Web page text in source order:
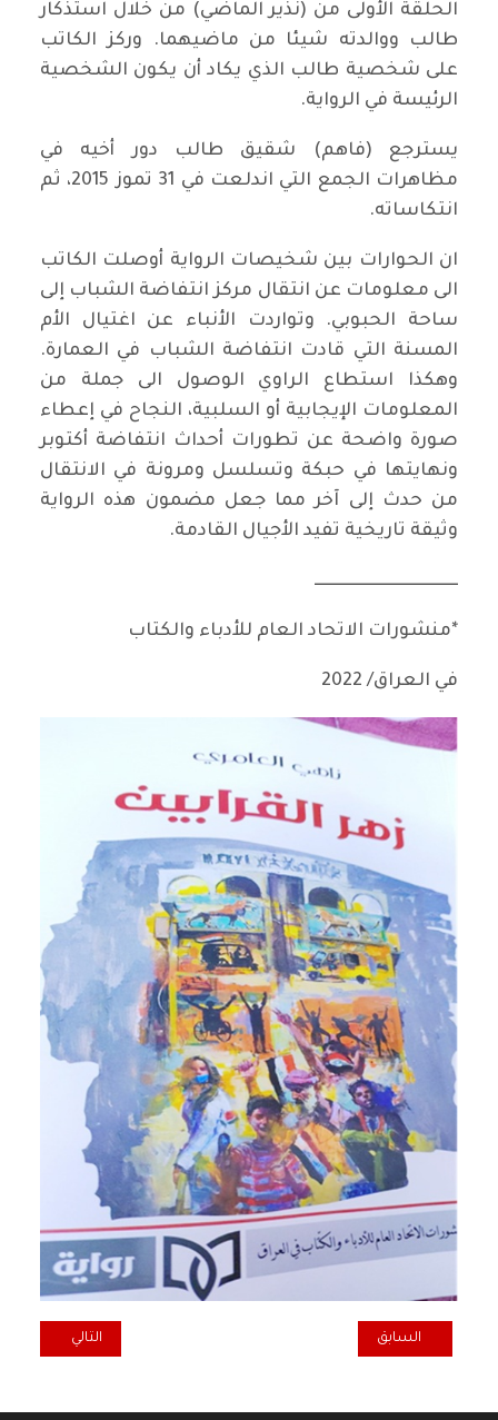
الحلقة الأولى من (نذير الماضي) من خلال استذكار
طالب ووالدته شيئا من ماضيهما. وركز الكاتب
على شخصية طالب الذي يكاد أن يكون الشخصية
الرئيسة في الرواية.
يسترجع (فاهم) شقيق طالب دور أخيه في
مظاهرات الجمع التي اندلعت في 31 تموز 2015، ثم
انتكاساته.
ان الحوارات بين شخيصات الرواية أوصلت الكاتب
الى معلومات عن انتقال مركز انتفاضة الشباب إلى
ساحة الحبوبي. وتواردت الأنباء عن اغتيال الأم
المسنة التي قادت انتفاضة الشباب في العمارة.
وهكذا استطاع الراوي الوصول الى جملة من
المعلومات الإيجابية أو السلبية، النجاح في إعطاء
صورة واضحة عن تطورات أحداث انتفاضة أكتوبر
ونهايتها في حبكة وتسلسل ومرونة في الانتقال
من حدث إلى آخر مما جعل مضمون هذه الرواية
وثيقة تاريخية تفيد الأجيال القادمة.
ـــــــــــــــــــــــــــــــــــــــــــ
*منشورات الاتحاد العام للأدباء والكتاب
في العراق/ 2022
المقال السابق: حوارُ النورِ: الأزهار
السابق المقال التالي:
التالي